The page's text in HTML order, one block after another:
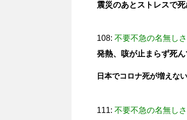
震災のあとストレスで
108: 不要不急の名無し
発熱、咳が止まらず死
日本でコロナ死が増えな
111: 不要不急の名無し